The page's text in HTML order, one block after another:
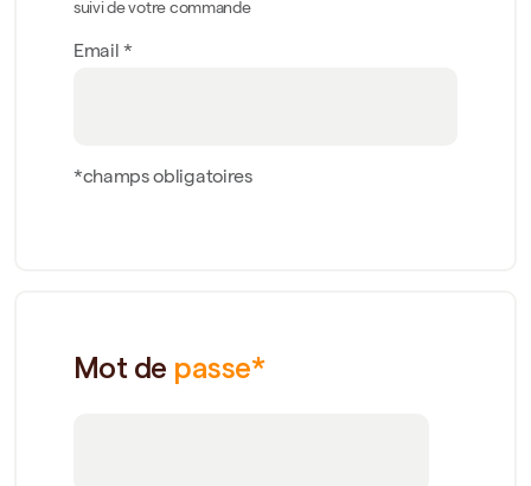
suivi de votre commande
Email *
*champs obligatoires
Mot de passe*